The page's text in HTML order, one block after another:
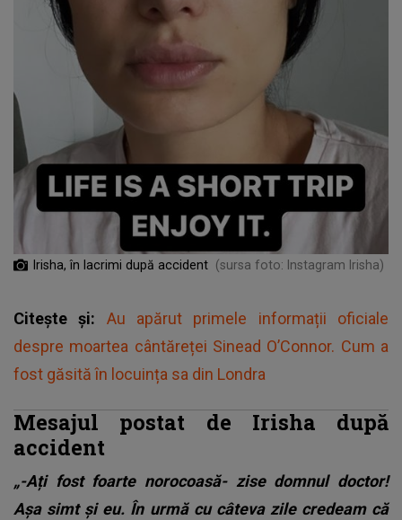
Irisha, în lacrimi după accident (sursa foto: Instagram Irisha)
Citește și: Au apărut primele informații oficiale
despre moartea cântăreței Sinead O’Connor. Cum a
fost găsită în locuința sa din Londra
Mesajul postat de Irisha după
accident
„-Ați fost foarte norocoasă- zise domnul doctor!
Așa simt și eu. În urmă cu câteva zile credeam că